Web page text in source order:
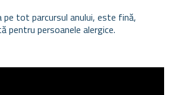
tot parcursul anului, este fină,
pentru persoanele alergice.